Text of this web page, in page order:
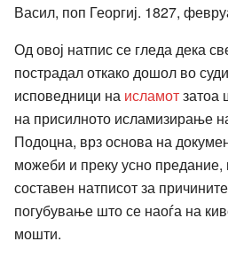
Васил, поп Георгиј. 1827,
Од овој натпис се гледа дека
пострадал откако дошол во
исповедници на исламотзатоа
на присилното исламизирање
Подоцна, врз основа на
можеби и преку усно предание,
составен натписот за
погубување што се наоѓа на
мошти.